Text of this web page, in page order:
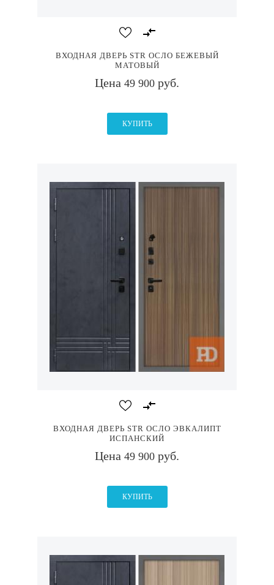
ВХОДНАЯ ДВЕРЬ STR ОСЛО БЕЖЕВЫЙ
МАТОВЫЙ
Цена 49 900 руб.
КУПИТЬ
ВХОДНАЯ ДВЕРЬ STR ОСЛО ЭВКАЛИПТ
ИСПАНСКИЙ
Цена 49 900 руб.
КУПИТЬ